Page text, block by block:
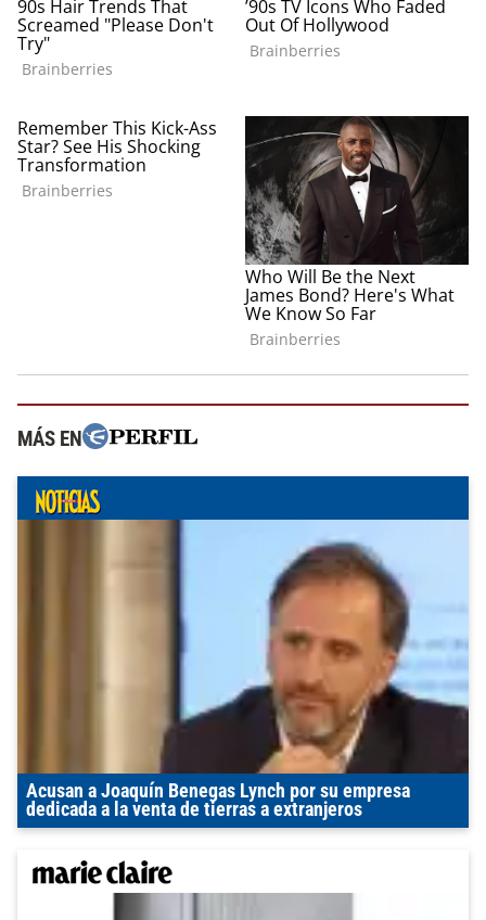
MÁS EN
Acusan a Joaquín Benegas Lynch por su empresa
dedicada a la venta de tierras a extranjeros